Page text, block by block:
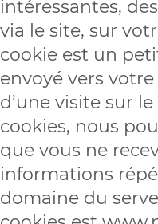
intéressantes,
via le site, sur
cookie est un
envoyé vers
d’une visite sur le
cookies, nous
que vous ne
informations
domaine du